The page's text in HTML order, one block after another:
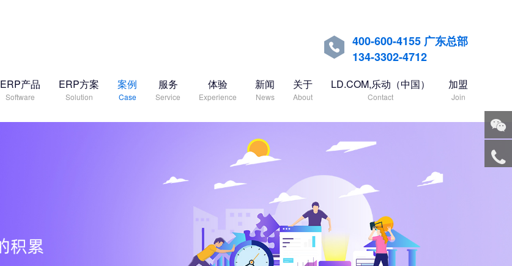

400-600-4155 广东总部
134-3302-4712
ERP产品
Software
ERP方案
Solution
案例
Case
服务
Service
体验
Experience
新闻
News
关于
About
LD.COM,乐动（中国）
Contact
加盟
Join
微信